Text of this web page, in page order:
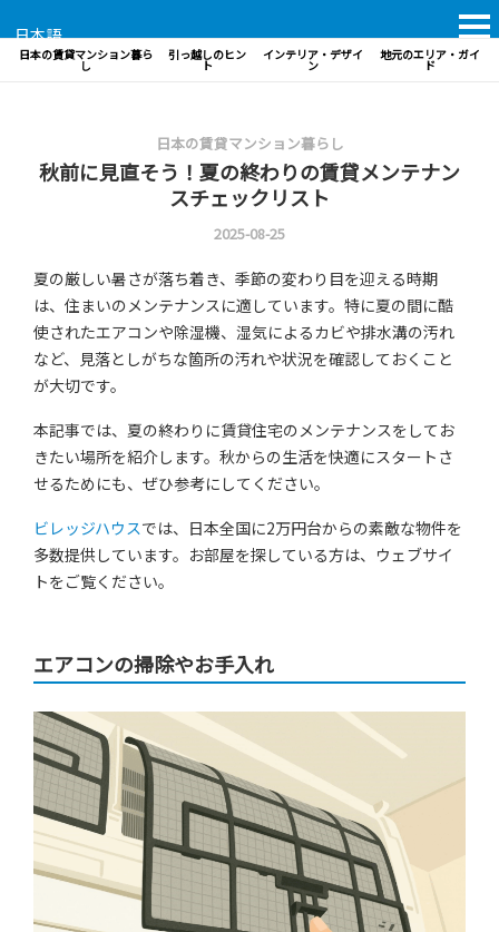
日本の賃貸マンション暮ら
し
引っ越しのヒン
ト
インテリア・デザイ
ン
地元のエリア・ガイ
ド
日本語
日本の賃貸マンション暮らし
秋前に見直そう！夏の終わりの賃貸メンテナン
スチェックリスト
2025-08-25
夏の厳しい暑さが落ち着き、季節の変わり目を迎える時期
は、住まいのメンテナンスに適しています。特に夏の間に酷
使されたエアコンや除湿機、湿気によるカビや排水溝の汚れ
など、見落としがちな箇所の汚れや状況を確認しておくこと
が大切です。
本記事では、夏の終わりに賃貸住宅のメンテナンスをしてお
きたい場所を紹介します。秋からの生活を快適にスタートさ
せるためにも、ぜひ参考にしてください。
ビレッジハウスでは、日本全国に2万円台からの素敵な物件を
多数提供しています。お部屋を探している方は、ウェブサイ
トをご覧ください。
エアコンの掃除やお手入れ